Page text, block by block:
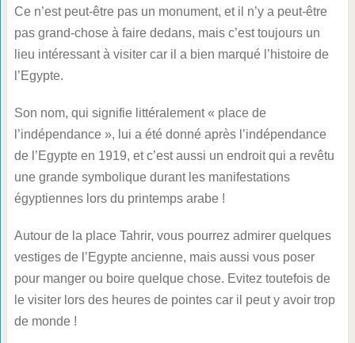
Ce n’est peut-être pas un monument, et il n’y a peut-être
pas grand-chose à faire dedans, mais c’est toujours un
lieu intéressant à visiter car il a bien marqué l’histoire de
l’Egypte.
Son nom, qui signifie littéralement « place de
l’indépendance », lui a été donné après l’indépendance
de l’Egypte en 1919, et c’est aussi un endroit qui a revêtu
une grande symbolique durant les manifestations
égyptiennes lors du printemps arabe !
Autour de la place Tahrir, vous pourrez admirer quelques
vestiges de l’Egypte ancienne, mais aussi vous poser
pour manger ou boire quelque chose. Evitez toutefois de
le visiter lors des heures de pointes car il peut y avoir trop
de monde !